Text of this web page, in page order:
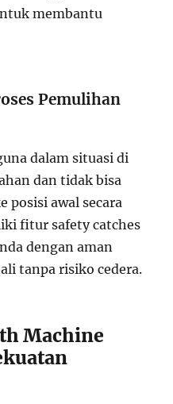
membantu
Pemulihan
dalam situasi di
dan tidak bisa
posisi awal secara
fitur safety catches
dengan aman
tanpa risiko cedera.
Machine